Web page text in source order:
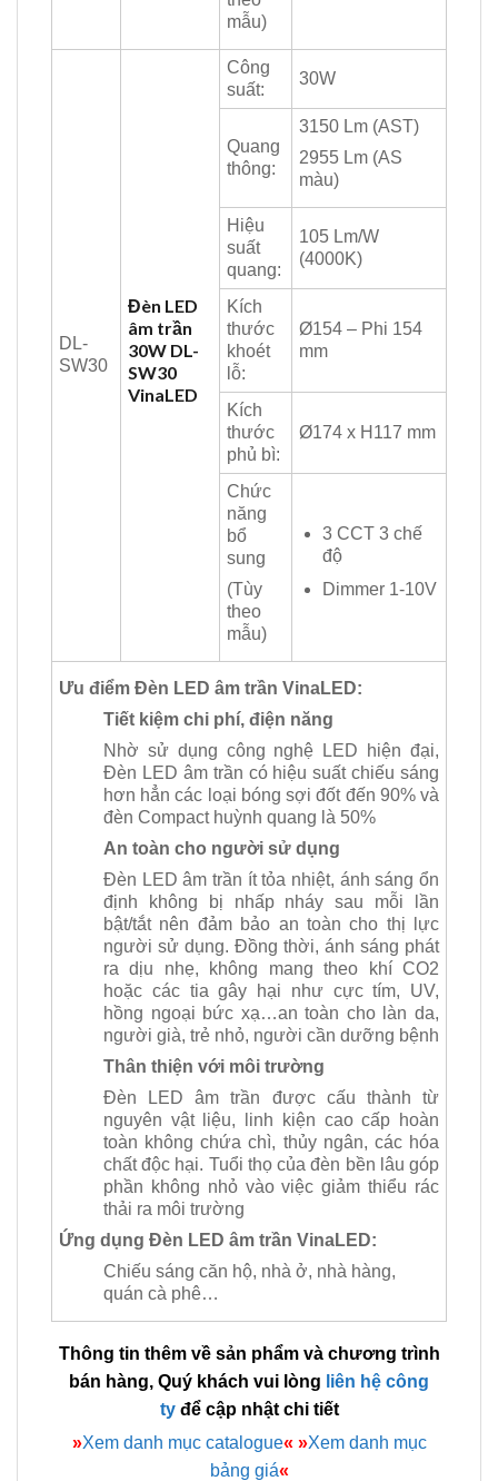
mẫu)
DL-
SW30
Đèn LED
âm trần
30W DL-
SW30
VinaLED
Công
suất:
30W
Quang
thông:
3150 Lm (AST)
2955 Lm (AS
màu)
Hiệu
suất
quang:
105 Lm/W
(4000K)
Kích
thước
khoét
lỗ:
Ø154 – Phi 154
mm
Kích
thước
phủ bì:
Ø174 x H117 mm
Chức
năng
bổ
sung
(Tùy
theo
mẫu)
3 CCT 3 chế
độ
Dimmer 1-10V
Ưu điểm Đèn LED âm trần VinaLED:
Tiết kiệm chi phí, điện năng
Nhờ sử dụng công nghệ LED hiện đại,
Đèn LED âm trần có hiệu suất chiếu sáng
hơn hẳn các loại bóng sợi đốt đến 90% và
đèn Compact huỳnh quang là 50%
An toàn cho người sử dụng
Đèn LED âm trần ít tỏa nhiệt, ánh sáng ổn
định không bị nhấp nháy sau mỗi lần
bật/tắt nên đảm bảo an toàn cho thị lực
người sử dụng. Đồng thời, ánh sáng phát
ra dịu nhẹ, không mang theo khí CO2
hoặc các tia gây hại như cực tím, UV,
hồng ngoại bức xạ…an toàn cho làn da,
người già, trẻ nhỏ, người cần dưỡng bệnh
Thân thiện với môi trường
Đèn LED âm trần được cấu thành từ
nguyên vật liệu, linh kiện cao cấp hoàn
toàn không chứa chì, thủy ngân, các hóa
chất độc hại. Tuổi thọ của đèn bền lâu góp
phần không nhỏ vào việc giảm thiểu rác
thải ra môi trường
Ứng dụng Đèn LED âm trần VinaLED:
Chiếu sáng căn hộ, nhà ở, nhà hàng,
quán cà phê…
Thông tin thêm về sản phẩm và chương trình
bán hàng, Quý khách vui lòng liên hệ công
tyđể cập nhật chi tiết
»Xem danh mục catalogue« »Xem danh mục
bảng giá«